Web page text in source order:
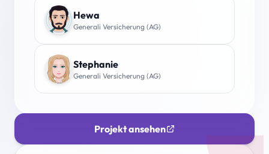
Hewa
Generali Versicherung (AG)
Stephanie
Generali Versicherung (AG)
Projekt ansehen